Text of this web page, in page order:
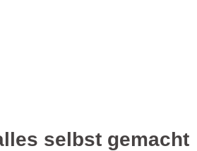
selbst gemacht